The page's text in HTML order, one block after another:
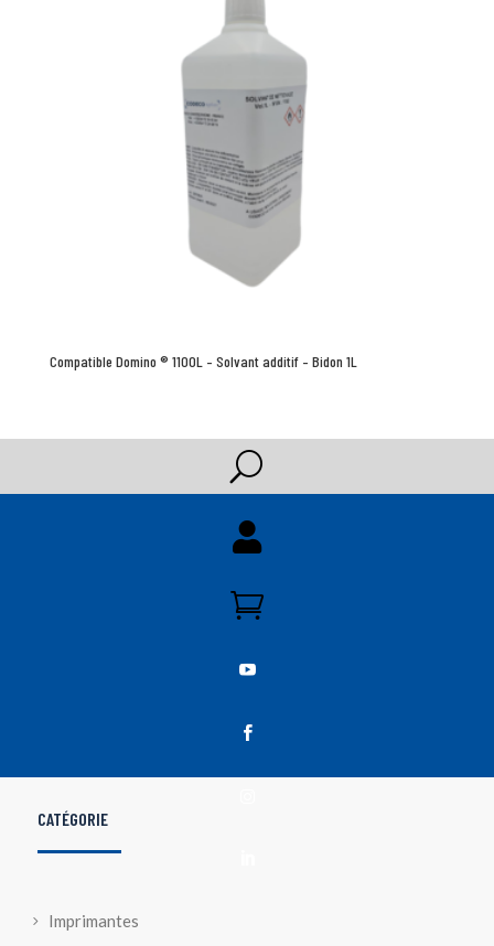
Compatible Domino ® 1100L – Solvant additif – Bidon 1L
U




CATÉGORIE
Imprimantes